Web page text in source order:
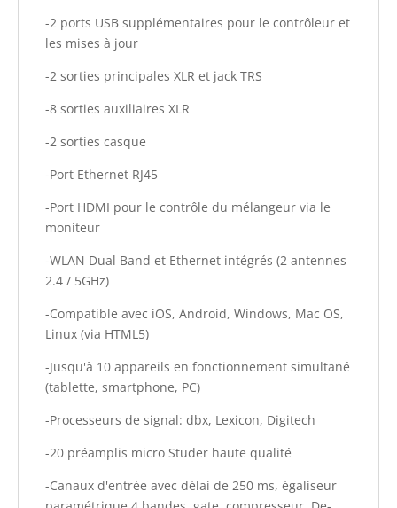
-2 ports USB supplémentaires pour le contrôleur et
les mises à jour
-2 sorties principales XLR et jack TRS
-8 sorties auxiliaires XLR
-2 sorties casque
-Port Ethernet RJ45
-Port HDMI pour le contrôle du mélangeur via le
moniteur
-WLAN Dual Band et Ethernet intégrés (2 antennes
2.4 / 5GHz)
-Compatible avec iOS, Android, Windows, Mac OS,
Linux (via HTML5)
-Jusqu'à 10 appareils en fonctionnement simultané
(tablette, smartphone, PC)
-Processeurs de signal: dbx, Lexicon, Digitech
-20 préamplis micro Studer haute qualité
-Canaux d'entrée avec délai de 250 ms, égaliseur